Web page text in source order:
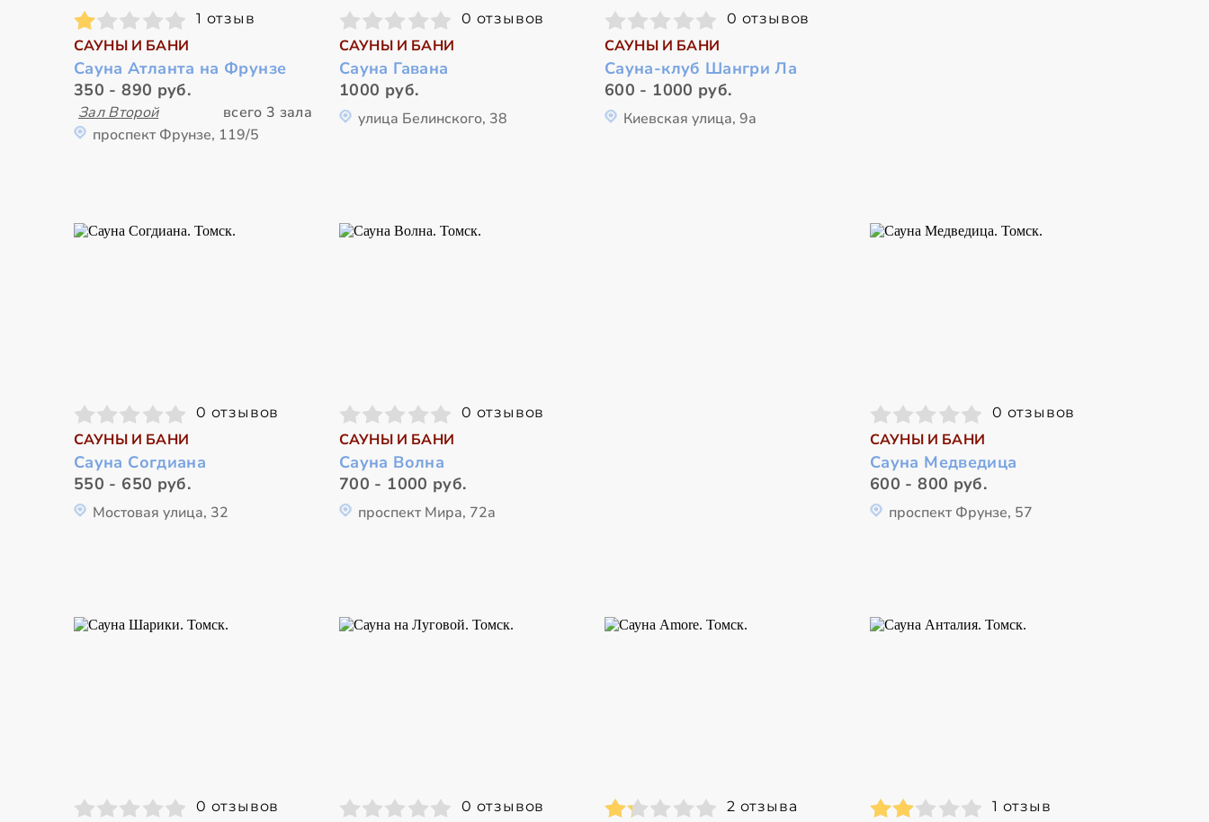
1 отзыв
САУНЫ И БАНИ
Сауна Атланта на Фрунзе
350 - 890 руб.
Зал Второй
всего 3 зала
проспект Фрунзе, 119/5
0 отзывов
САУНЫ И БАНИ
Сауна Гавана
1000 руб.
улица Белинского, 38
0 отзывов
САУНЫ И БАНИ
Сауна-клуб Шангри Ла
600 - 1000 руб.
Киевская улица, 9а
0 отзывов
САУНЫ И БАНИ
Сауна Согдиана
550 - 650 руб.
Мостовая улица, 32
0 отзывов
САУНЫ И БАНИ
Сауна Волна
700 - 1000 руб.
проспект Мира, 72а
0 отзывов
САУНЫ И БАНИ
Сауна Медведица
600 - 800 руб.
проспект Фрунзе, 57
0 отзывов 0 отзывов 2 отзыва 1 отзыв